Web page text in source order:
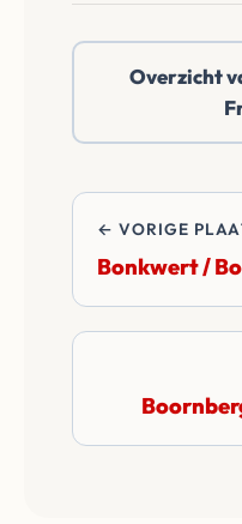
en
Overzicht
← VORIGE
Bonkwert /